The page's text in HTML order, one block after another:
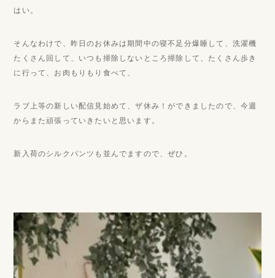
はい。
そんなわけで、昨日のお休みは期間中の寝不足分爆睡して、洗濯機
たくさん回して、いつも掃除しないところ掃除して、たくさん歩き
に行って、お肉もりもり食べて、
ラブ上等の新しい配信見始めて、ザ休み！ができましたので、今週
からまた頑張っていきたいと思います。
新入荷のシルクパンツも並んでますので、ぜひ。